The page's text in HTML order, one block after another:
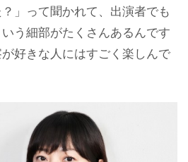
」って聞かれて、出演者でも
いう細部がたくさんあるんです
好きな人にはすごく楽しんで